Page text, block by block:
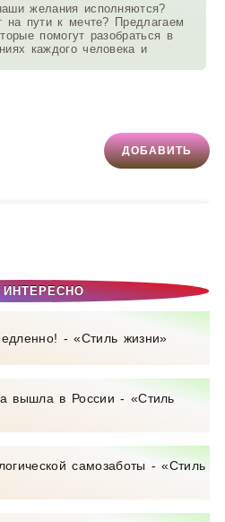
ИНТЕРЕСНО
- «Стиль жизни»
вышла в России - «Стиль
самозаботы - «Стиль
желания исполняются?
на пути к мечте? Предлагаем
помогут разобраться в
каждого человека и
ДОБАВИТЬ